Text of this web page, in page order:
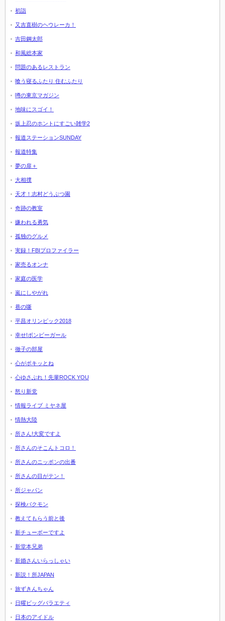
初詣
又吉直樹のヘウレーカ！
吉田鋼太郎
和風総本家
問題のあるレストラン
喰う寝るふたり 住むふたり
噂の東京マガジン
地味にスゴイ！
坂上忍のホントにすごい雑学2
報道ステーションSUNDAY
報道特集
夢の扉＋
大相撲
天才！志村どうぶつ園
奇跡の教室
嫌われる勇気
孤独のグルメ
実録！FBIプロファイラー
家売るオンナ
家庭の医学
嵐にしやがれ
巷の噺
平昌オリンピック2018
幸せ!ボンビーガール
徹子の部屋
心がポキッとね
心ゆさぶれ！先輩ROCK YOU
怒り新党
情報ライブ ミヤネ屋
情熱大陸
所さん!大変ですよ
所さんのそこんトコロ！
所さんのニッポンの出番
所さんの目がテン！
所ジャパン
探検バクモン
教えてもらう前と後
新チューボーですよ
新堂本兄弟
新婚さんいらっしゃい
新説！所JAPAN
旅ずきんちゃん
日曜ビッグバラエティ
日本のアイドル